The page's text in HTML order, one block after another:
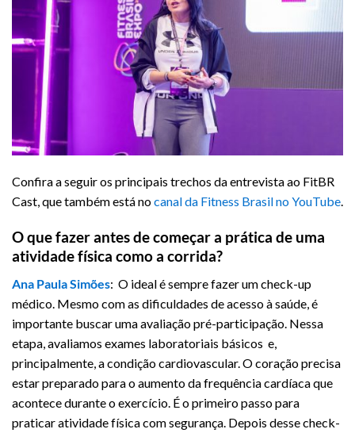
Confira a seguir os principais trechos da entrevista ao FitBR
Cast, que também está nocanal da Fitness Brasil no YouTube.
O que fazer antes de começar a prática de uma
atividade física como a corrida?
Ana Paula Simões: O ideal é sempre fazer um check-up
médico. Mesmo com as dificuldades de acesso à saúde, é
importante buscar uma avaliação pré-participação. Nessa
etapa, avaliamos exames laboratoriais básicos e,
principalmente, a condição cardiovascular. O coração precisa
estar preparado para o aumento da frequência cardíaca que
acontece durante o exercício. É o primeiro passo para
praticar atividade física com segurança. Depois desse check-